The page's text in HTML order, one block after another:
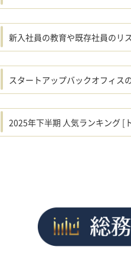
新入社員の教育や既存社員のリ
スタートアップバックオフィ
2025年下半期 人気ランキング [